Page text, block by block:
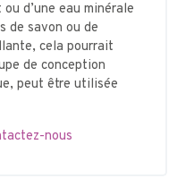
d’une eau minérale
de savon ou de
cela pourrait
de conception
peut être utilisée
nous